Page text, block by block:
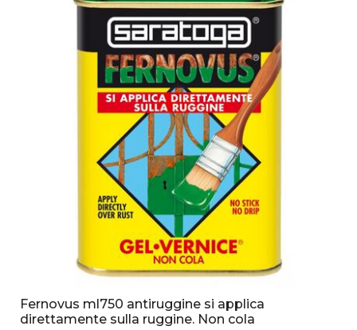
Fernovus ml750 antiruggine si applica
direttamente sulla ruggine. Non cola